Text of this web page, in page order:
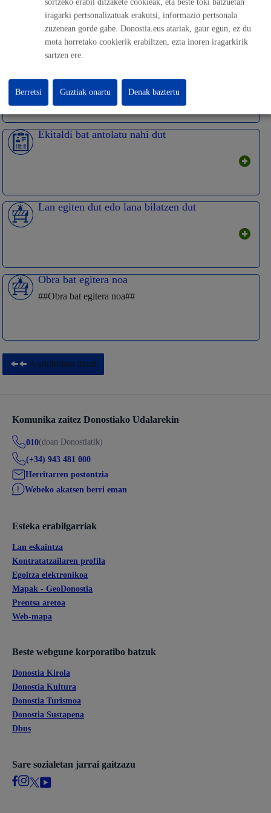
Ikasi edo trebatu nahi dut
Ekitaldi bat antolatu nahi dut
Lan egiten dut edo lana bilatzen dut
Obra bat egitera noa
##Obra bat egitera noa##
Aurkibidera itzuli
Komunika zaitez Donostiako Udalarekin
010(doan Donostiatik)
(+34) 943 481 000
Herritarren postontzia
Webeko akatsen berri eman
Esteka erabilgarriak
Lan eskaintza
Kontratatzailaren profila
Egoitza elektronikoa
Mapak - GeoDonostia
Prentsa aretoa
Web-mapa
Beste webgune korporatibo batzuk
Donostia Kirola
Donostia Kultura
Donostia Turismoa
Donostia Sustapena
Dbus
Sare sozialetan jarrai gaitzazu
iragarki pertsonalizatuak erakutsi, informazio pertsonala
zuzenean gorde gabe. Donostia.eus atariak, gaur egun, ez du
mota horretako cookierik erabiltzen, ezta inoren iragarkirik
sartzen ere.
Denak baztertu
Berretsi Guztiak onartu